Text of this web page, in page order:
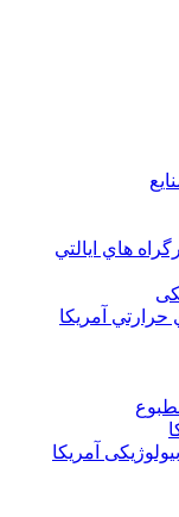
هاي ايالتي
حرارتي آمريکا
آمریکا